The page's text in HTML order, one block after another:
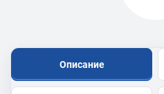
Описание